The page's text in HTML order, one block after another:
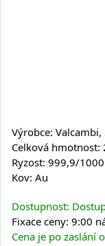
Výrobce: Valcambi,
Celková hmotnost:
Ryzost: 999,9/1000
Kov: Au
Dostupnost:
Fixace ceny: 9:00
Cena je po zaslání